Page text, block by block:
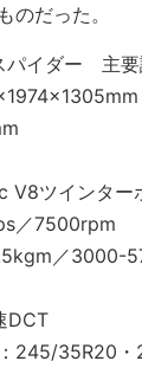
のだった。
パイダー 主要
V8ツインター
／7500rpm
／3000-
DCT
245/35R20